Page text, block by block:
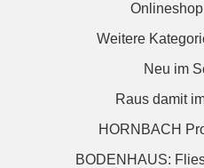
Weitere
Neu im
Raus damit
HORNBACH
BODENHAUS: